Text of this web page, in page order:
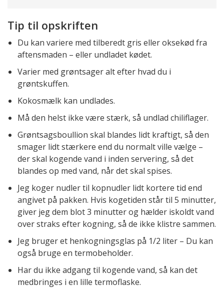
Tip til opskriften
Du kan variere med tilberedt gris eller oksekød fra
aftensmaden – eller undladet kødet.
Varier med grøntsager alt efter hvad du i
grøntskuffen.
Kokosmælk kan undlades.
Må den helst ikke være stærk, så undlad chiliflager.
Grøntsagsboullion skal blandes lidt kraftigt, så den
smager lidt stærkere end du normalt ville vælge –
der skal kogende vand i inden servering, så det
blandes op med vand, når det skal spises.
Jeg koger nudler til kopnudler lidt kortere tid end
angivet på pakken. Hvis kogetiden står til 5 minutter,
giver jeg dem blot 3 minutter og hælder iskoldt vand
over straks efter kogning, så de ikke klistre sammen.
Jeg bruger et henkogningsglas på 1/2 liter – Du kan
også bruge en termobeholder.
Har du ikke adgang til kogende vand, så kan det
medbringes i en lille termoflaske.